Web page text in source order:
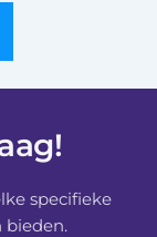
specifieke
bieden.